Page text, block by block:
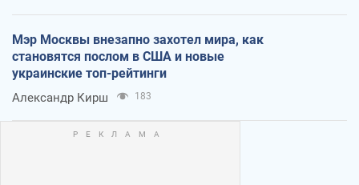
Мэр Москвы внезапно захотел мира, как
становятся послом в США и новые
украинские топ-рейтинги
Александр Кирш 183